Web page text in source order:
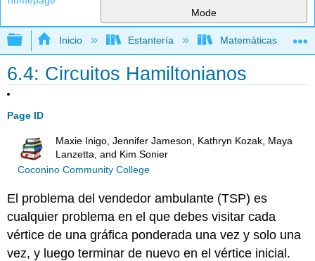
Mode
Expandir/contraer jerarquía global
Inicio Estantería Matemáticas
6.4: Circuitos Hamiltonianos
Page ID
Maxie Inigo, Jennifer Jameson, Kathryn Kozak, Maya
Lanzetta, and Kim Sonier
Coconino Community College
El problema del vendedor ambulante (TSP) es
cualquier problema en el que debes visitar cada
vértice de una gráfica ponderada una vez y solo una
vez, y luego terminar de nuevo en el vértice inicial.